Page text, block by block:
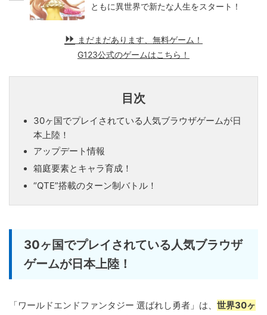
ともに異世界で新たな人生をスタート！
まだまだあります、無料ゲーム！
G123公式のゲームはこちら！
目次
30ヶ国でプレイされている人気ブラウザゲームが日
本上陸！
アップデート情報
箱庭要素とキャラ育成！
“QTE”搭載のターン制バトル！
30ヶ国でプレイされている人気ブラウザ
ゲームが日本上陸！
「ワールドエンドファンタジー 選ばれし勇者」は、 世界30ヶ